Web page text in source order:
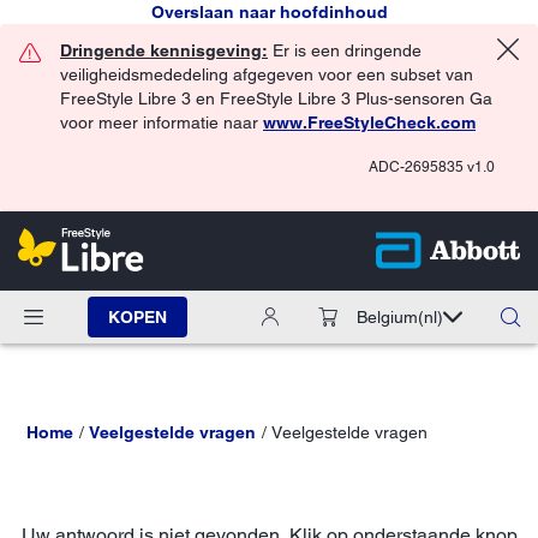
Overslaan naar hoofdinhoud
Dringende kennisgeving: Er is een dringende
veiligheidsmededeling afgegeven voor een subset van
FreeStyle Libre 3 en FreeStyle Libre 3 Plus-sensoren Ga
voor meer informatie naar www.FreeStyleCheck.com
ADC-2695835 v1.0
KOPEN Belgium(nl)
Home Veelgestelde vragen Veelgestelde vragen